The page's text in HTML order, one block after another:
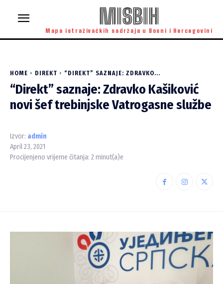
MISBIH
Mapa istraživačkih sadržaja u Bosni i Hercegovini
HOME DIREKT “DIREKT” SAZNAJE: ZDRAVKO...
“Direkt” saznaje: Zdravko Kašiković
novi šef trebinjske Vatrogasne službe
Izvor: admin
April 23, 2021
Procijenjeno vrijeme čitanja: 2 minut(a)e